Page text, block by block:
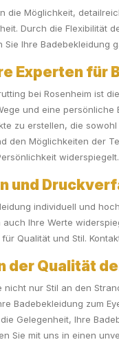
die Möglichkeit,
Durch die Flexibilität
Ihre Badebekleidung
Experten
bei Rosenheim ist
und eine
zu erstellen, die
den Möglichkeiten der
widerspiegelt.
und
individuell und
Ihre Werte
Qualität und Stil.
der Qualität
nicht nur Stil an den
Badebekleidung zum
Gelegenheit, Ihre
Sie mit uns in einen